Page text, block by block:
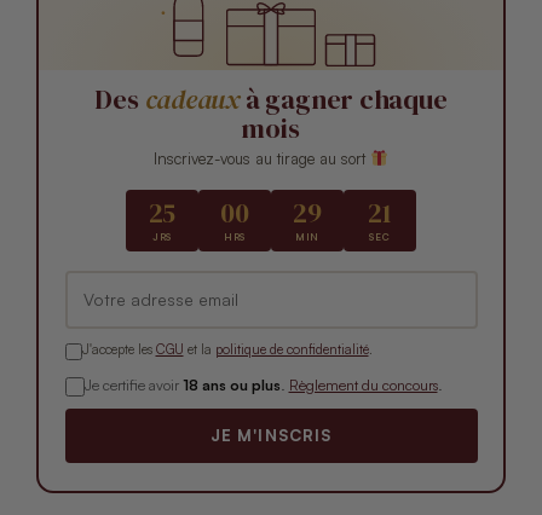
Des cadeauxà gagner chaque
mois
Inscrivez-vous au tirage au sort
25
JRS
00
HRS
29
MIN
19
SEC
J'accepte les CGU et la politique de confidentialité.
Je certifie avoir 18 ans ou plus Règlement du concours.
JE M'INSCRIS